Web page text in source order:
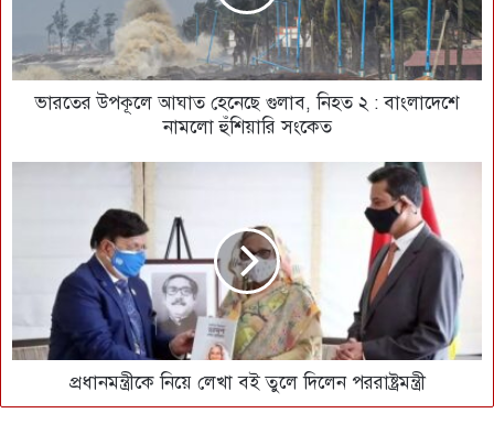
ভারতের উপকূলে আঘাত হেনেছে গুলাব, নিহত ২ : বাংলাদেশে
নামলো হুঁশিয়ারি সংকেত
প্রধানমন্ত্রীকে নিয়ে লেখা বই তুলে দিলেন পররাষ্ট্রমন্ত্রী